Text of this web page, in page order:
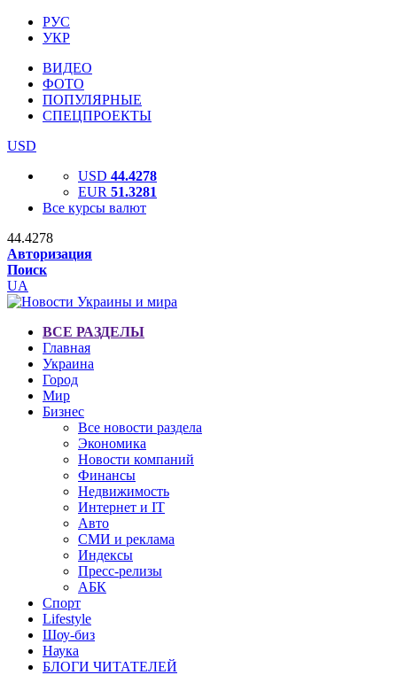
РУС
УКР
ВИДЕО
ФОТО
ПОПУЛЯРНЫЕ
СПЕЦПРОЕКТЫ
USD
USD 44.4278
EUR 51.3281
Все курсы валют
44.4278
Авторизация
Поиск
UA
ВСЕ РАЗДЕЛЫ
Главная
Украина
Город
Мир
Бизнес
Все новости раздела
Экономика
Новости компаний
Финансы
Недвижимость
Интернет и IT
Авто
СМИ и реклама
Индексы
Пресс-релизы
АБК
Спорт
Lifestyle
Шоу-биз
Наука
БЛОГИ ЧИТАТЕЛЕЙ